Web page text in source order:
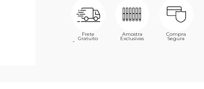
Frete
Gratuito
Amostra
Exclusivas
Compra
Segura
´